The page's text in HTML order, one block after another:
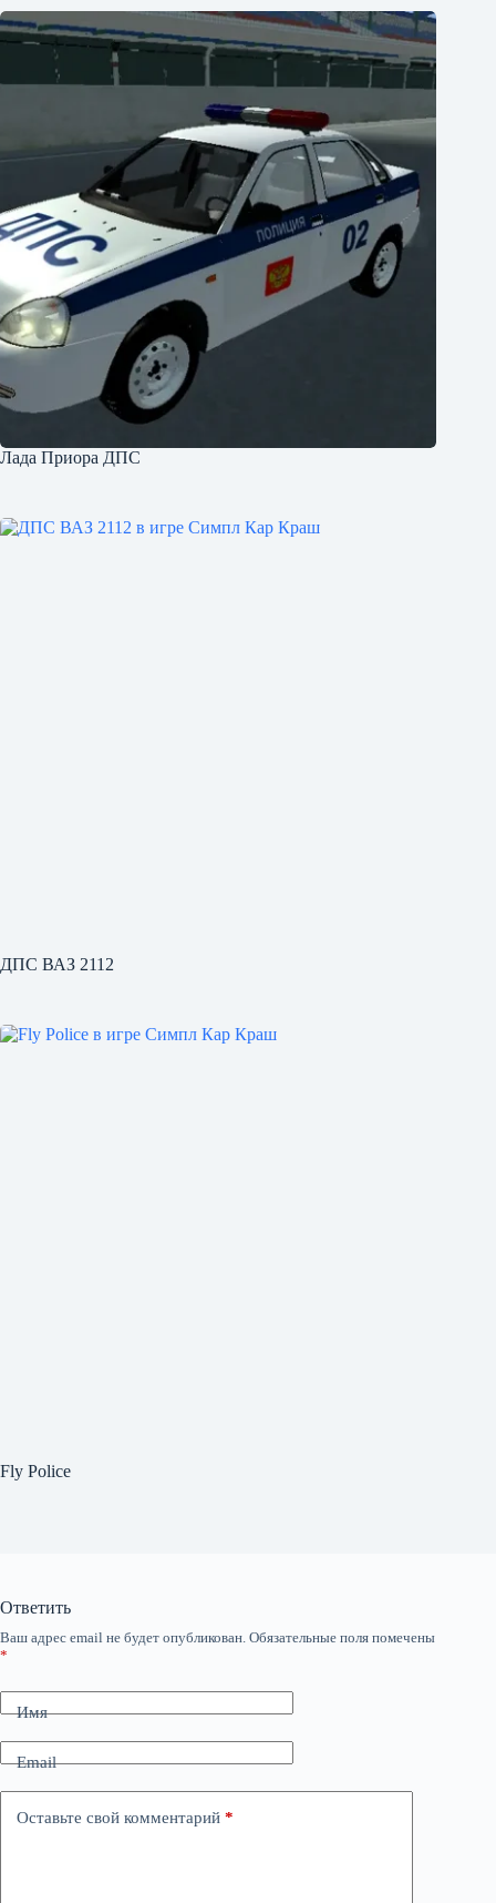
Лада Приора ДПС
ДПС ВАЗ 2112
Fly Police
Ответить
Ваш адрес email не будет опубликован. Обязательные поля помечены
*
Имя
Email
Оставьте свой комментарий *